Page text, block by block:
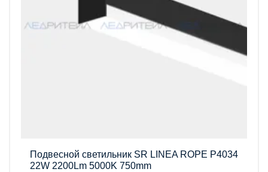
Подвесной светильник SR LINEA ROPE P4034
22W 2200Lm 5000K 750mm